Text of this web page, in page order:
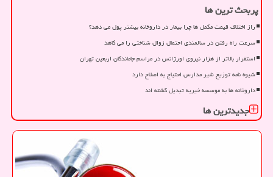
پربحث ترین ها
راز اختلاف قیمت مکمل ها چرا بیمار در داروخانه بیشتر پول می دهد؟
سرعت راه رفتن در سالمندی احتمال زوال شناختی را می کاهد
استقرار بالاتر از هزار نیروی اورژانس در مراسم جاماندگان اربعین تهران
شیوه نامه توزیع شیر مدارس احتیاج به اصلاح دارد
داروخانه ها به موسسه خیریه تبدیل گشته اند
جدیدترین ها